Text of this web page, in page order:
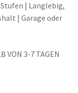
| Langlebig,
| Garage oder
VON 3-7 TAGEN